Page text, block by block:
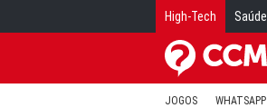
High-Tech Saúde
JOGOS WHATSAPP